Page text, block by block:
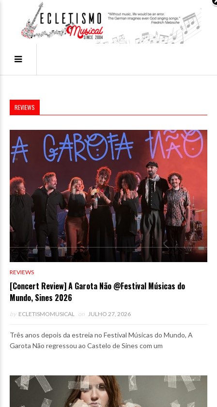
REVIEWS
REVIEWS
[Concert Review] A Garota Não @Festival Músicas do
Mundo, Sines 2026
by ECLETISMOMUSICAL on JULHO 27, 2026
Três anos depois da estreia no Festival Músicas do Mundo, A
Garota Não regressou ao Castelo de Sines com um